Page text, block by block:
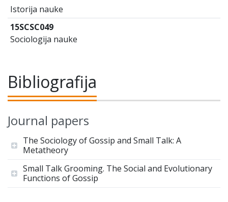
Istorija nauke
15SCSC049
Sociologija nauke
Bibliografija
Journal papers
The Sociology of Gossip and Small Talk: A
Metatheory
Small Talk Grooming. The Social and Evolutionary
Functions of Gossip